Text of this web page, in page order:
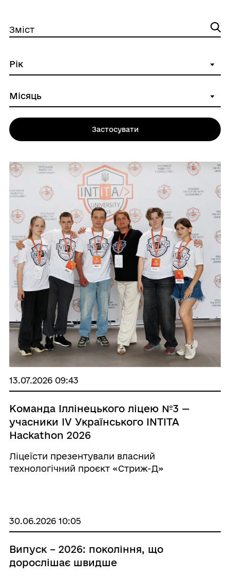
13.07.2026 09:43
Команда Іллінецького ліцею №3 —
учасники IV Українського INTITA
Hackathon 2026
Ліцеїсти презентували власний
технологічний проєкт «Стриж-Д»
30.06.2026 10:05
Випуск – 2026: покоління, що
дорослішає швидше
Зміст
Застосувати